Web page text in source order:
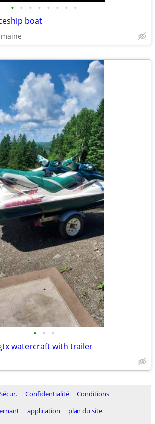
• • • • • • • •
boat
• • •
watercraft with trailer
Sécur. Confidentialité
Conditions
application
plan du site